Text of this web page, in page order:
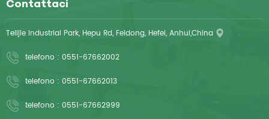
Contattaci
Telijie Industrial Park, Hepu Rd, Feidong, Hefei, Anhui,China
telefono : 0551-67662002
telefono : 0551-67662013
telefono : 0551-67662999